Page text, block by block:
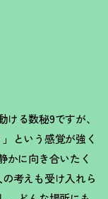
る数秘9ですが、
」という感覚が強く
かに向き合いたく
考えも受け入れら